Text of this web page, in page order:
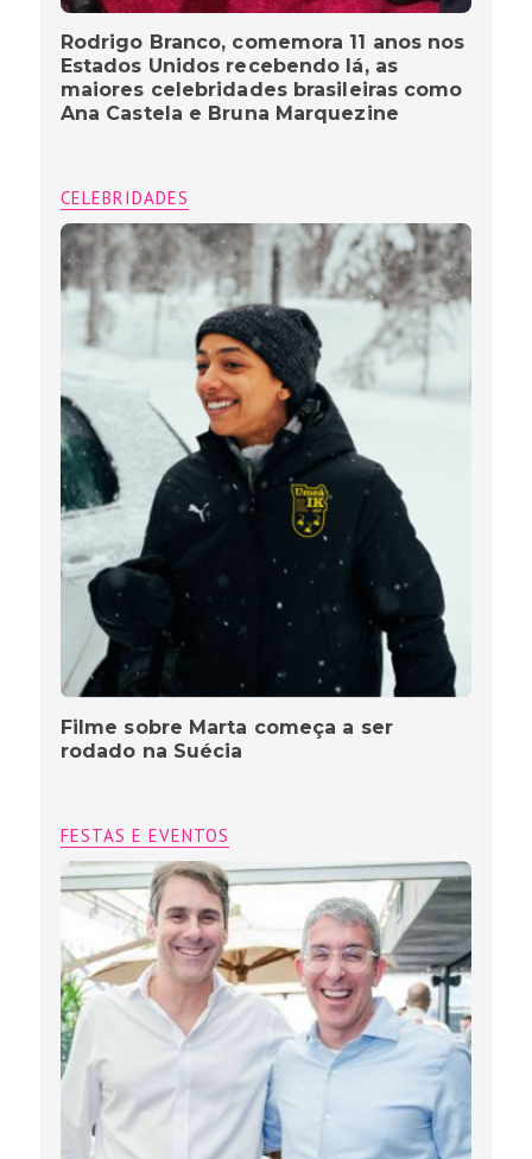
Rodrigo Branco, comemora 11 anos nos
Estados Unidos recebendo lá, as
maiores celebridades brasileiras como
Ana Castela e Bruna Marquezine
CELEBRIDADES
Filme sobre Marta começa a ser
rodado na Suécia
FESTAS E EVENTOS